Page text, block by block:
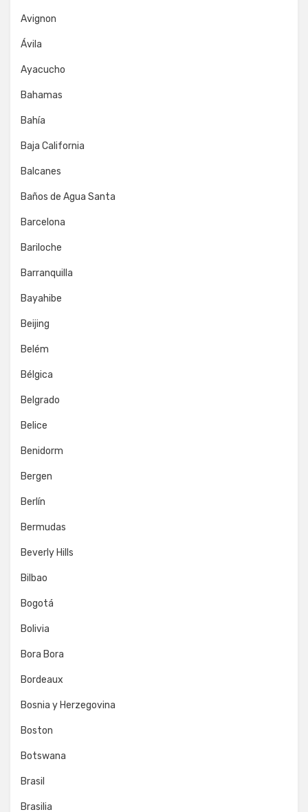
Avignon
Ávila
Ayacucho
Bahamas
Bahía
Baja California
Balcanes
Baños de Agua Santa
Barcelona
Bariloche
Barranquilla
Bayahibe
Beijing
Belém
Bélgica
Belgrado
Belice
Benidorm
Bergen
Berlín
Bermudas
Beverly Hills
Bilbao
Bogotá
Bolivia
Bora Bora
Bordeaux
Bosnia y Herzegovina
Boston
Botswana
Brasil
Brasilia